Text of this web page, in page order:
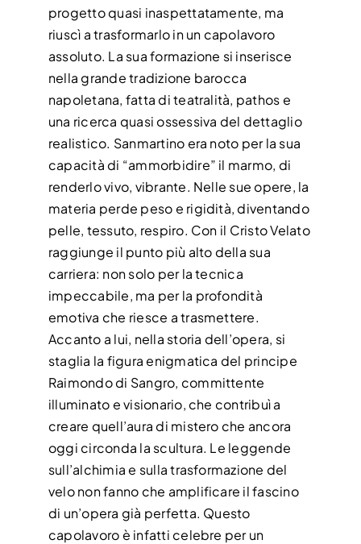
progetto quasi inaspettatamente, ma
riuscì a trasformarlo in un capolavoro
assoluto. La sua formazione si inserisce
nella grande tradizione barocca
napoletana, fatta di teatralità, pathos e
una ricerca quasi ossessiva del dettaglio
realistico. Sanmartino era noto per la sua
capacità di “ammorbidire” il marmo, di
renderlo vivo, vibrante. Nelle sue opere, la
materia perde peso e rigidità, diventando
pelle, tessuto, respiro. Con il Cristo Velato
raggiunge il punto più alto della sua
carriera: non solo per la tecnica
impeccabile, ma per la profondità
emotiva che riesce a trasmettere.
Accanto a lui, nella storia dell’opera, si
staglia la figura enigmatica del principe
Raimondo di Sangro, committente
illuminato e visionario, che contribuì a
creare quell’aura di mistero che ancora
oggi circonda la scultura. Le leggende
sull’alchimia e sulla trasformazione del
velo non fanno che amplificare il fascino
di un’opera già perfetta. Questo
capolavoro è infatti celebre per un